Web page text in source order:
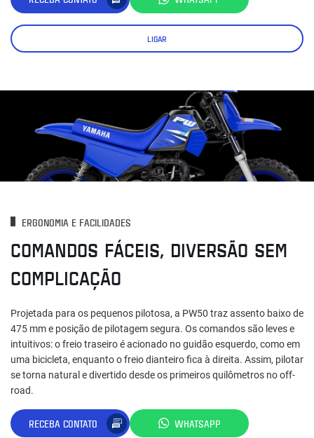
LIGAR
ERGONOMIA E FACILIDADES
COMANDOS FÁCEIS, DIVERSÃO SEM
COMPLICAÇÃO
Projetada para os pequenos pilotosa, a PW50 traz assento baixo de
475 mm e posição de pilotagem segura. Os comandos são leves e
intuitivos: o freio traseiro é acionado no guidão esquerdo, como em
uma bicicleta, enquanto o freio dianteiro fica à direita. Assim, pilotar
se torna natural e divertido desde os primeiros quilômetros no off-
road.
RECEBA CONTATO WHATSAPP